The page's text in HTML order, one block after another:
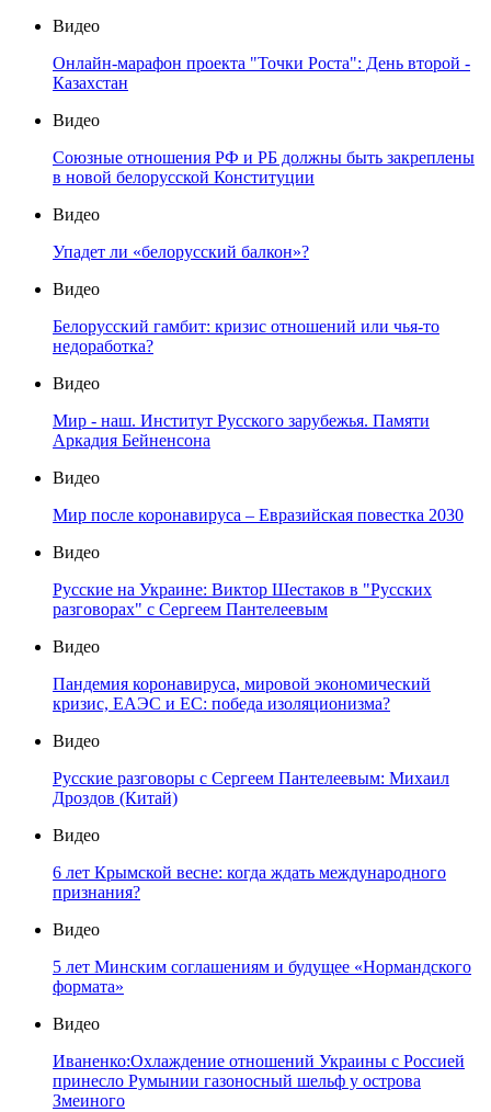
Видео
Онлайн-марафон проекта "Точки Роста": День второй -
Казахстан
Видео
Союзные отношения РФ и РБ должны быть закреплены
в новой белорусской Конституции
Видео
Упадет ли «белорусский балкон»?
Видео
Белорусский гамбит: кризис отношений или чья-то
недоработка?
Видео
Мир - наш. Институт Русского зарубежья. Памяти
Аркадия Бейненсона
Видео
Мир после коронавируса – Евразийская повестка 2030
Видео
Русские на Украине: Виктор Шестаков в "Русских
разговорах" с Сергеем Пантелеевым
Видео
Пандемия коронавируса, мировой экономический
кризис, ЕАЭС и ЕС: победа изоляционизма?
Видео
Русские разговоры с Сергеем Пантелеевым: Михаил
Дроздов (Китай)
Видео
6 лет Крымской весне: когда ждать международного
признания?
Видео
5 лет Минским соглашениям и будущее «Нормандского
формата»
Видео
Иваненко:Охлаждение отношений Украины с Россией
принесло Румынии газоносный шельф у острова
Змеиного